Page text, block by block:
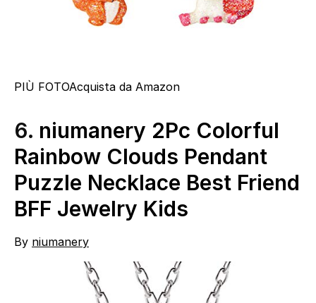
PIÙ FOTOAcquista da Amazon
6. niumanery 2Pc Colorful
Rainbow Clouds Pendant
Puzzle Necklace Best Friend
BFF Jewelry Kids
By niumanery